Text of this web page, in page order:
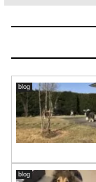
blog
blog